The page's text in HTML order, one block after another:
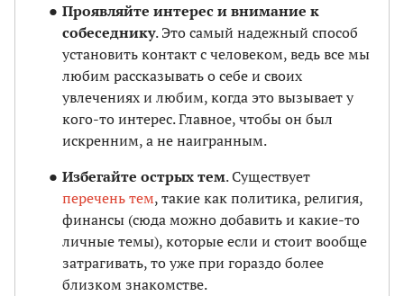
Проявляйте интерес и внимание к
собеседнику. Это самый надежный способ
установить контакт с человеком, ведь все мы
любим рассказывать о себе и своих
увлечениях и любим, когда это вызывает у
кого-то интерес. Главное, чтобы он был
искренним, а не наигранным.
Избегайте острых тем. Существует
перечень тем, такие как политика, религия,
финансы (сюда можно добавить и какие-то
личные темы), которые если и стоит вообще
затрагивать, то уже при гораздо более
близком знакомстве.